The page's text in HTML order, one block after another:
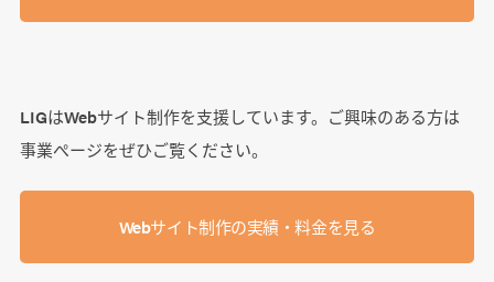
LIGはWebサイト制作を支援しています。ご興味のある方は
事業ぺージをぜひご覧ください。
Webサイト制作の実績・料金を見る